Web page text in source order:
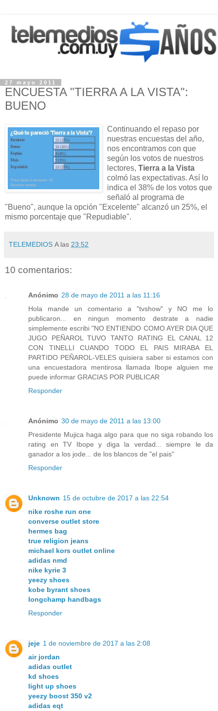
27 mayo 2011
ENCUESTA "TIERRA A LA VISTA":
BUENO
Continuando el repaso por
nuestras encuestas del año,
nos encontramos con que
según los votos de nuestros
lectores, Tierra a la Vista
colmó las expectativas. Así lo
indica el 38% de los votos que
señaló al programa de
"Bueno", aunque la opción "Excelente" alcanzó un 25%, el
mismo porcentaje que "Repudiable".
TELEMEDIOS A las 23:52
10 comentarios:
Anónimo 28 de mayo de 2011 a las 11:16
Hola mande un comentario a "tvshow" y NO me lo
publicaron... en ningun momento destrate a nadie
simplemente escribi "NO ENTIENDO COMO AYER DIA QUE
JUGO PEÑAROL TUVO TANTO RATING EL CANAL 12
CON TINELLI CUANDO TODO EL PAIS MIRABA EL
PARTIDO PEÑAROL-VELES quisiera saber si estamos con
una encuestadora mentirosa llamada Ibope alguien me
puede informar GRACIAS POR PUBLICAR
Responder
Anónimo 30 de mayo de 2011 a las 13:00
Presidente Mujica haga algo para que no siga robando los
rating en TV Ibope y diga la verdad... siempre le da
ganador a los jode... de los blancos de "el pais"
Responder
Unknown 15 de octubre de 2017 a las 22:54
nike roshe run one
converse outlet store
hermes bag
true religion jeans
michael kors outlet online
adidas nmd
nike kyrie 3
yeezy shoes
kobe byrant shoes
longchamp handbags
Responder
jeje 1 de noviembre de 2017 a las 2:08
air jordan
adidas outlet
kd shoes
light up shoes
yeezy boost 350 v2
adidas eqt